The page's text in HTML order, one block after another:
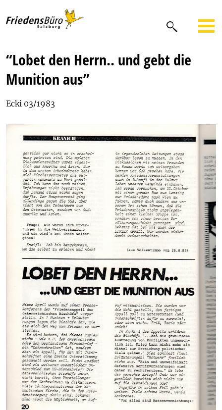
“Lobet den Herrn.. und gebt die
Munition aus”
Ecki 03/1983